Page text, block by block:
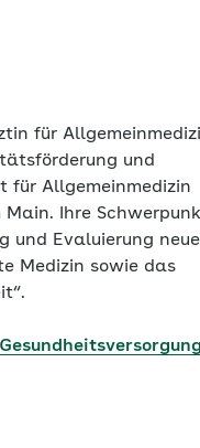
für
und
für Allgemeinmedizin
Ihre
und Evaluierung
Medizin sowie das
Gesundheitsversorgung